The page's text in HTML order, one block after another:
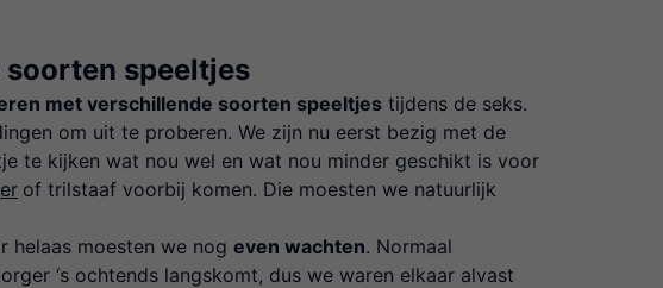
speeltjes
met verschillende soorten speeltjes tijdens de seks.
om uit te proberen. We zijn nu eerst bezig met de
te kijken wat nou wel en wat nou minder geschikt is voor
of trilstaaf voorbij komen. Die moesten we natuurlijk
helaas moesten we nog even wachten. Normaal
‘s ochtends langskomt, dus we waren elkaar alvast